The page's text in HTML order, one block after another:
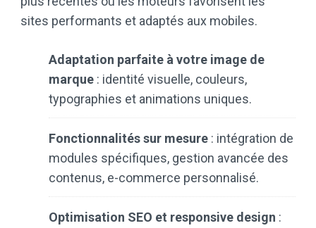
sites performants et adaptés aux mobiles.
Adaptation parfaite à votre image de
marque : identité visuelle, couleurs,
typographies et animations uniques.
Fonctionnalités sur mesure : intégration de
modules spécifiques, gestion avancée des
contenus, e-commerce personnalisé.
Optimisation SEO et responsive design :